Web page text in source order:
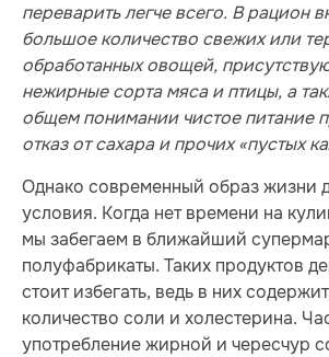
переварить легче всего. В рацион
большое количество свежих или
обработанных овощей,
нежирные сорта мяса и птицы, а
общем понимании чистое питание
отказ от сахара и прочих «пустых
Однако современный образ жизни
условия. Когда нет времени на
мы забегаем в ближайший
полуфабрикаты. Таких продуктов
стоит избегать, ведь в них
количество соли и холестерина.
употребление жирной и чересчур